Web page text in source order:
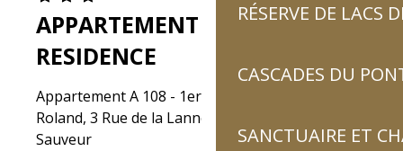
RÉSERVE DE LACS
CASCADES DU
SANCTUAIRE ET
APPARTEMENT DANS
RESIDENCE
Appartement A 108 - 1er étage Résidence Val de
Roland, 3 Rue de la Lanne, 65120 Luz-Saint-
Sauveur